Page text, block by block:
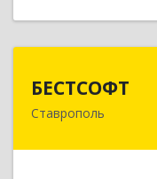
БЕСТСОФТ
Ставрополь
355011,